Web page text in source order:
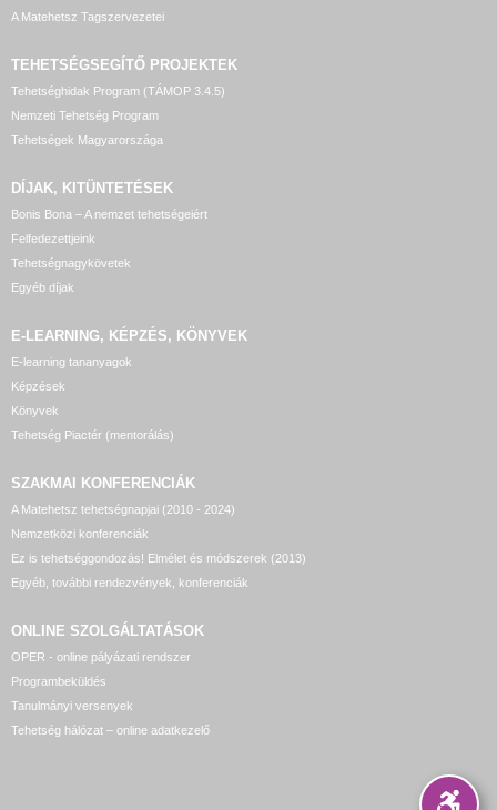
A Matehetsz Tagszervezetei
TEHETSÉGSEGÍTŐ PROJEKTEK
Tehetséghidak Program (TÁMOP 3.4.5)
Nemzeti Tehetség Program
Tehetségek Magyarországa
DÍJAK, KITÜNTETÉSEK
Bonis Bona – A nemzet tehetségeiért
Felfedezettjeink
Tehetségnagykövetek
Egyéb díjak
E-LEARNING, KÉPZÉS, KÖNYVEK
E-learning tananyagok
Képzések
Könyvek
Tehetség Piactér (mentorálás)
SZAKMAI KONFERENCIÁK
A Matehetsz tehetségnapjai (2010 - 2024)
Nemzetközi konferenciák
Ez is tehetséggondozás! Elmélet és módszerek (2013)
Egyéb, további rendezvények, konferenciák
ONLINE SZOLGÁLTATÁSOK
OPER - online pályázati rendszer
Programbeküldés
Tanulmányi versenyek
Tehetség hálózat – online adatkezelő